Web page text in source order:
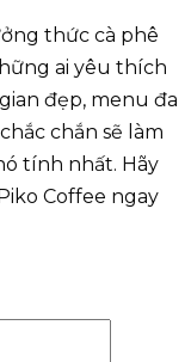
thức cà phê
ai yêu thích
đẹp, menu đa
chắn sẽ làm
tính nhất. Hãy
Coffee ngay